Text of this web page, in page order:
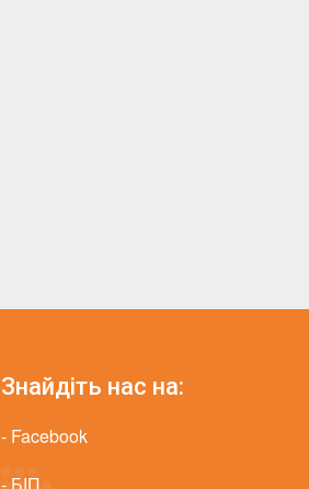
Знайдіть нас на:
- Facebook